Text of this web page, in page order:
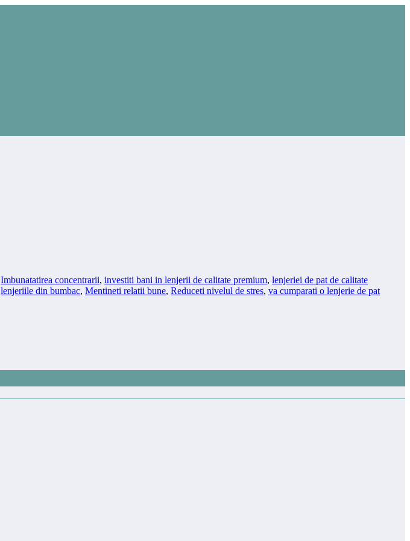
Imbunatatirea concentrarii, investiti bani in lenjerii de calitate premium, lenjeriei de pat de calitate
lenjeriile din bumbac, Mentineti relatii bune, Reduceti nivelul de stres, va cumparati o lenjerie de pat